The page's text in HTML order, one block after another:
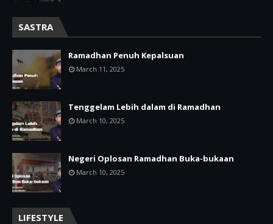
SASTRA
Ramadhan Penuh Kepalsuan
March 11, 2025
Tenggelam Lebih dalam di Ramadhan
March 10, 2025
Negeri Oplosan Ramadhan Buka-bukaan
March 10, 2025
LIFESTYLE